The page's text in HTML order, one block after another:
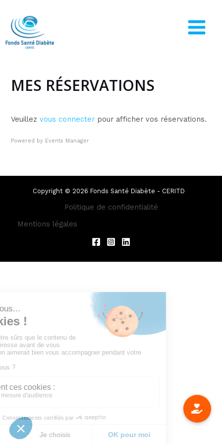
MES RÉSERVATIONS
Veuillezvous connecter pour afficher vos réservations.
Powered by Events Manager
Copyright © 2026 Fonds Santé Diabète - CERITD
Politique de confidentialité
Mentions légales